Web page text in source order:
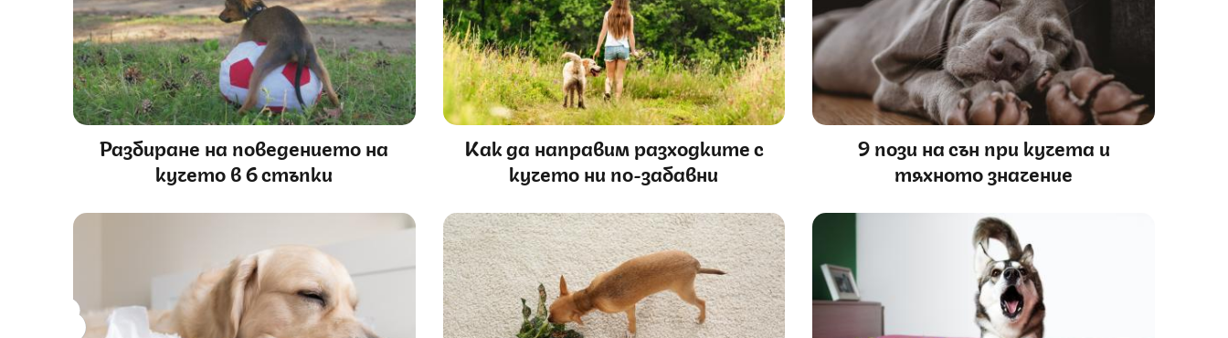
Разбиране на поведението на
кучето в 6 стъпки
Как да направим разходките с
кучето ни по-забавни
9 пози на сън при кучета и
тяхното значение